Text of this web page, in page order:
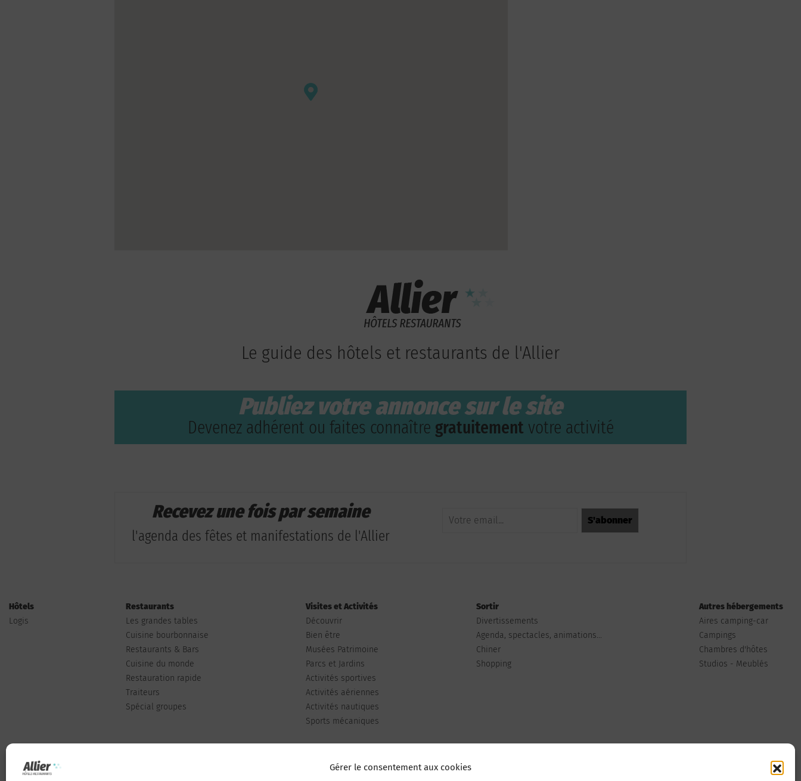
Gérer le consentement aux cookies
Le guide des hôtels et restaurants de l'Allier
Publiez votre annonce sur le site
Devenez adhérent ou faites connaître gratuitement votre activité
Recevez une fois par semaine
l'agenda des fêtes et manifestations de l'Allier
Hôtels
Logis
Restaurants
Les grandes tables
Cuisine bourbonnaise
Restaurants & Bars
Cuisine du monde
Restauration rapide
Traiteurs
Spécial groupes
Visites et Activités
Découvrir
Bien être
Musées Patrimoine
Parcs et Jardins
Activités sportives
Activités aériennes
Activités nautiques
Sports mécaniques
Sortir
Divertissements
Agenda, spectacles, animations...
Chiner
Shopping
Autres hébergements
Aires camping-car
Campings
Chambres d'hôtes
Studios - Meublés